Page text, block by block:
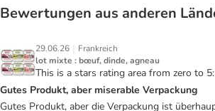
Bewertungen aus anderen
29.06.26 | Frankreich
lot mixte : bœuf, dinde, agneau
This is a stars rating area from zero to
Gutes Produkt, aber miserable Verpackung
Gutes Produkt, aber die Verpackung ist